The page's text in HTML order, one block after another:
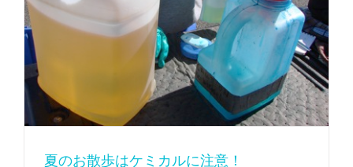
夏のお散歩はケミカルに注意！